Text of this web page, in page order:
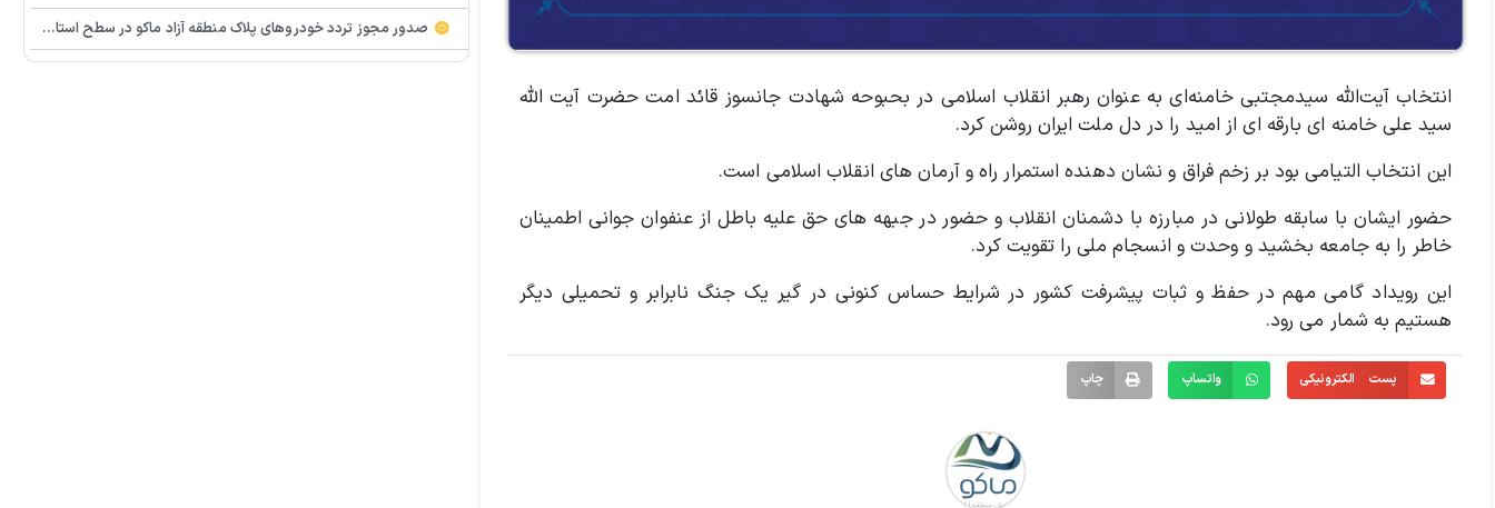
انتخاب آیت‌الله سیدمجتبی خامنه‌ای به عنوان رهبر انقلاب اسلامی در بحبوحه شهادت جانسوز قائد امت حضرت آیت الله
سید علی خامنه ای بارقه ای از امید را در دل ملت ایران روشن کرد.
این انتخاب التیامی بود بر زخم فراق و نشان دهنده استمرار راه و آرمان های انقلاب اسلامی است.
حضور ایشان با سابقه طولانی در مبارزه با دشمنان انقلاب و حضور در جبهه های حق علیه باطل از عنفوان جوانی اطمینان
خاطر را به جامعه بخشید و وحدت و انسجام ملی را تقویت کرد.
این رویداد گامی مهم در حفظ و ثبات پیشرفت کشور در شرایط حساس کنونی در گیر یک جنگ نابرابر و تحمیلی دیگر
هستیم به شمار می رود.
پست الکترونیکی واتساپ چاپ
صدور مجوز تردد خودروهای پلاک منطقه آزاد ماکو در سطح استان، گامی مهم در تقویت اقتصاد و ارتقای ناوگان حمل‌ونقل است